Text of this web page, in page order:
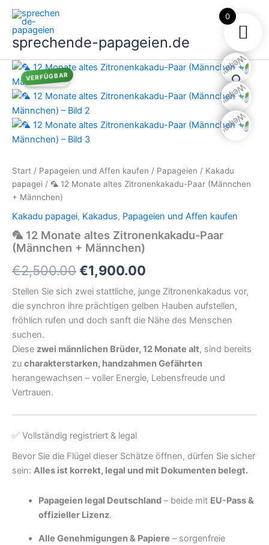
Zum
Inhalt
springen
sprechende-papageien.de
Angebot!
VERFÜGBAR
Start / Papageien und Affen kaufen / Papageien / Kakadu
papagei / 🦜 12 Monate altes Zitronenkakadu-Paar (Männchen
+ Männchen)
Kakadu papagei, Kakadus, Papageien und Affen kaufen
🦜 12 Monate altes Zitronenkakadu-Paar
(Männchen + Männchen)
€2,500.00Ursprünglicher
Preis
war:
€1,900.00
Preis
ist:
Stellen Sie sich zwei stattliche, junge Zitronenkakadus vor,
die synchron ihre prächtigen gelben Hauben aufstellen,
fröhlich rufen und doch sanft die Nähe des Menschen
suchen.
Diese zwei männlichen Brüder, 12 Monate alt, sind bereits
zu charakterstarken, handzahmen Gefährten
herangewachsen – voller Energie, Lebensfreude und
Vertrauen.
✅ Vollständig registriert & legal
Bevor Sie die Flügel dieser Schätze öffnen, dürfen Sie sicher
sein: Alles ist korrekt, legal und mit Dokumenten belegt.
Papageien legal Deutschland– beide mit EU-Pass &
offizieller Lizenz.
Alle Genehmigungen & Papiere – sorgenfreie
0